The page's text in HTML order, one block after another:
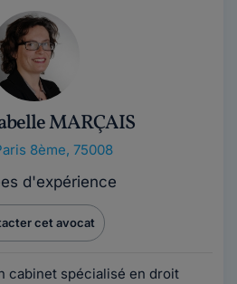
MARÇAIS
8ème, 75008
d'expérience
cet avocat
cabinet spécialisé en droit